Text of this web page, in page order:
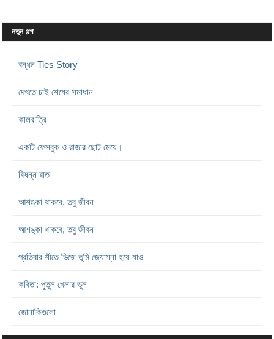
নতুন গল্প
বন্ধন Ties Story
দেখতে চাই শেষের সমাধান
কালরাত্রি
একটি ফেসবুক ও রাজার ছোট মেয়ে।
বিষন্ন রাত
আশঙ্কা থাকবে, তবু জীবন
আশঙ্কা থাকবে, তবু জীবন
প্রতিবার শীতে ভিজে তুমি জ্যোস্না হয়ে যাও
কবিতা: পুতুল খেলার ভুল
জোনাকিগুলো